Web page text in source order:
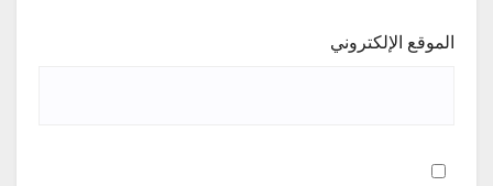
الموقع الإلكتروني